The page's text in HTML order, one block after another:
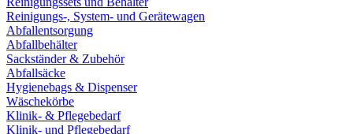
Reinigungs-, System- und Gerätewagen
Abfallentsorgung
Abfallbehälter
Sackständer & Zubehör
Abfallsäcke
Hygienebags & Dispenser
Wäschekörbe
Klinik- & Pflegebedarf
Klinik- und Pflegebedarf